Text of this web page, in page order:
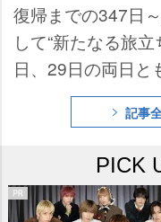
復帰までの347日
して“新たなる旅
日、29日の両日と
午後11時30分ま
記事
PICK